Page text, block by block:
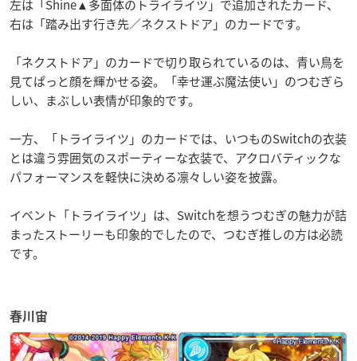
左は「Shine▲多面体のトライライツ」で追加されたカード、
右は「踏み出す行き先／ネクストドア」のカードです。
「ネクストドア」のカードで切り取られているのは、青い鳥を
見てぱっと顔を輝かせる姿。
「幸せ運ぶ魔法使い」のつむぎら
しい、まぶしい表情が印象的です。
一方、「トライライツ」のカードでは、いつものSwitchの衣装
とは違う雰囲気のスポーティーな衣装で、アクロバティックな
パフォーマンスを軽快に決める凛々しい姿を披露。
イベント「トライライツ」は、Switchを想うつむぎの魅力が詰
まったストーリーも印象的でしたので、つむぎ推しの方は必読
です。
春川宙